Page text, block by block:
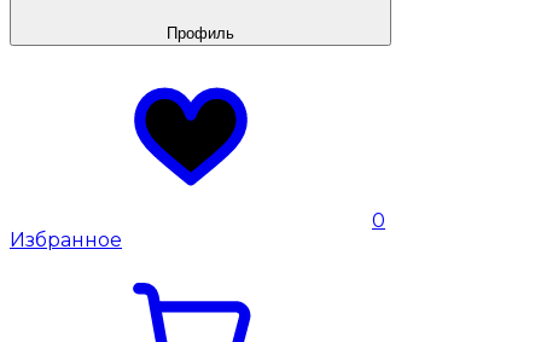
Профиль
0
Избранное